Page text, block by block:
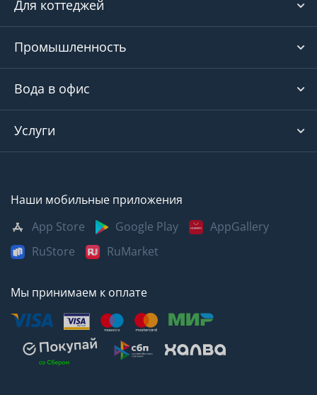
Для коттеджей
Промышленность
Вода в офис
Услуги
Наши мобильные приложения
App Store
Google Play
AppGallery
RuStore
RuMarket
Мы принимаем к оплате